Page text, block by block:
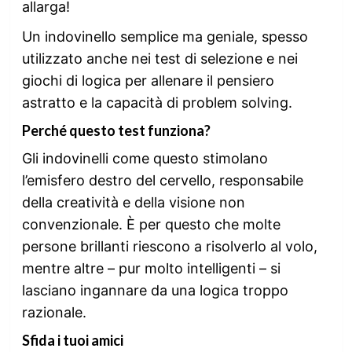
allarga!
Un indovinello semplice ma geniale, spesso
utilizzato anche nei test di selezione e nei
giochi di logica per allenare il pensiero
astratto e la capacità di problem solving.
Perché questo test funziona?
Gli indovinelli come questo stimolano
l’emisfero destro del cervello, responsabile
della creatività e della visione non
convenzionale. È per questo che molte
persone brillanti riescono a risolverlo al volo,
mentre altre – pur molto intelligenti – si
lasciano ingannare da una logica troppo
razionale.
Sfida i tuoi amici